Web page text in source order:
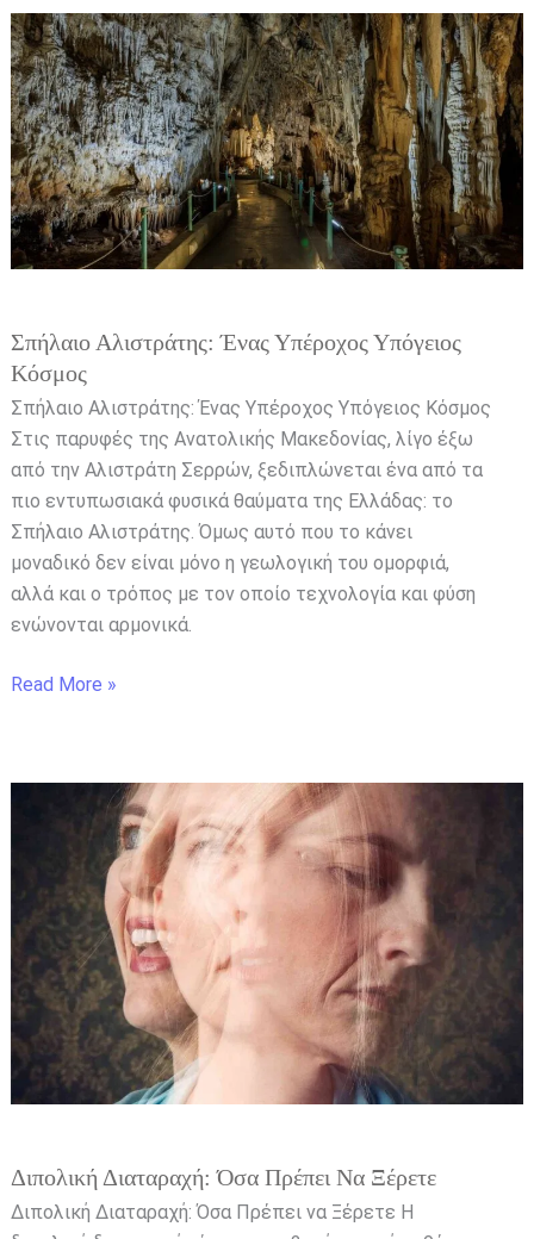
Σπήλαιο Αλιστράτης: Ένας Υπέροχος Υπόγειος
Κόσμος
Σπήλαιο Αλιστράτης: Ένας Υπέροχος Υπόγειος Κόσμος
Στις παρυφές της Ανατολικής Μακεδονίας, λίγο έξω
από την Αλιστράτη Σερρών, ξεδιπλώνεται ένα από τα
πιο εντυπωσιακά φυσικά θαύματα της Ελλάδας: το
Σπήλαιο Αλιστράτης. Όμως αυτό που το κάνει
μοναδικό δεν είναι μόνο η γεωλογική του ομορφιά,
αλλά και ο τρόπος με τον οποίο τεχνολογία και φύση
ενώνονται αρμονικά.
Σπήλαιο
Αλιστράτης:
Ένας
Υπέροχος
Υπόγειος
Κόσμος
Read More »
Διπολική Διαταραχή: Όσα Πρέπει Να Ξέρετε
Διπολική Διαταραχή: Όσα Πρέπει να Ξέρετε Η
Διαταραχή:
Πρέπει
να
Ξέρετε